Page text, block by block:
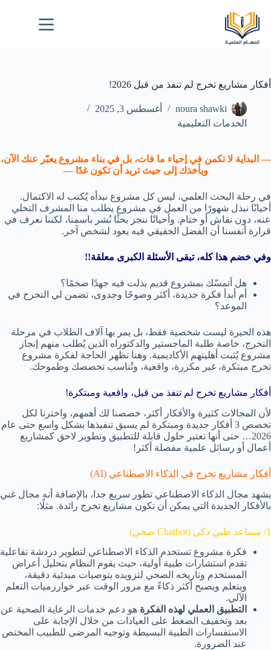
أفكار مشاريع تخرج لم تنفذ من قبل 2026!
noura shawki
أغسطس 3, 2025
الخدمات التعليمية
— البداية لا تكمن في إحياء ما فات، بل في بناء مشروع يعبّر عنك الآن،
ويأخذك إلى حيث تريد أن تكون غدًا —
في رحلة البحث العلمي، ليس كل مشروع نبدأه يُكتب له الاكتمال.
أحيانًا نبذل شهورًا من العمل في مشروع يطلب منا المشرف التخلي
عنه، دون نقاش أو ختام. وأحيانًا ننجز بحثًا نُشر باسمنا، لكننا نعرف في
قرارة أنفسنا أن الفضل الحقيقي فيه يعود لشخص آخر.
وفي خضم هذا كله، تبقى الأسئلة الكبرى معلقة!!
هل أتمسّك بمشروع قديم بذلت فيه جهدًا ضخمًا؟
أم أبدأ فكرة جديدة، أكثر وضوحًا وجدوى، تضمن لي التخرج في
الموعد؟
هذه الحيرة ليست شخصية فقط، بل يمر بها آلاف الطلاب في مرحلة
التخرج، خاصة طلبة الماجستير والدكتوراه الذين يُطلب منهم إنجاز
مشروع يُثبت أهليتهم الأكاديمية. وهنا تظهر الحاجة لفكرة مشروع
تخرج مبتكرة، غير مكررة، واقعية، وتُناسب تخصصك وطموحك.
أفكار مشاريع تخرج لم تنفذ من قبل، واقعية ومبتكرة!
لأن المجالات كثيرة والأفكار أكثر، خصصنا لك أهمهم، واخترنا لكل
تخصص 3 أفكار جديدة ومبتكرة لم يسبق تنفيذها بشكل واسع حتى عام
2026… حتى أنها تعتبر حلول قابلة للتطبيق وتطوير لاحق كمشاريع
أعمال أو رسائل علمية مفصلة أكثر!
أفكار مشاريع تخرج في الذكاء الاصطناعي (AI)
يشهد مجال الذكاء الاصطناعي تطور سريع جدا، بالإضافة أنه مجال غني
بالأفكار الجديدة التي يمكن أن تكون مشاريع تخرج رائدة. مثلًا:
1/ مساعد طبي ذكي (Chatbot صحي)
فكرة مشروع تستخدم الذكاء الاصطناعي لتطوير دردشة تفاعلية
تقدم استشارات طبية أولية، حيث يقوم النظام بتحليل أعراض
المستخدم وتاريخه الصحي لتزويده بتوصيات مبدئية دقيقة،
ويتعلم ويصبح أكثر ذكاءً مع مرور الوقت عبر خوارزميات التعلم
الآلي.
التطبيق العملي لهذه الفكرة هو دعم خدمات الرعاية الصحية عن
بعد وتخفيف الضغط على العيادات من خلال الإجابة على
الاستفسارات الطبية البسيطة وتوجيه المرضى للطبيب المختص
عند الضرورة.